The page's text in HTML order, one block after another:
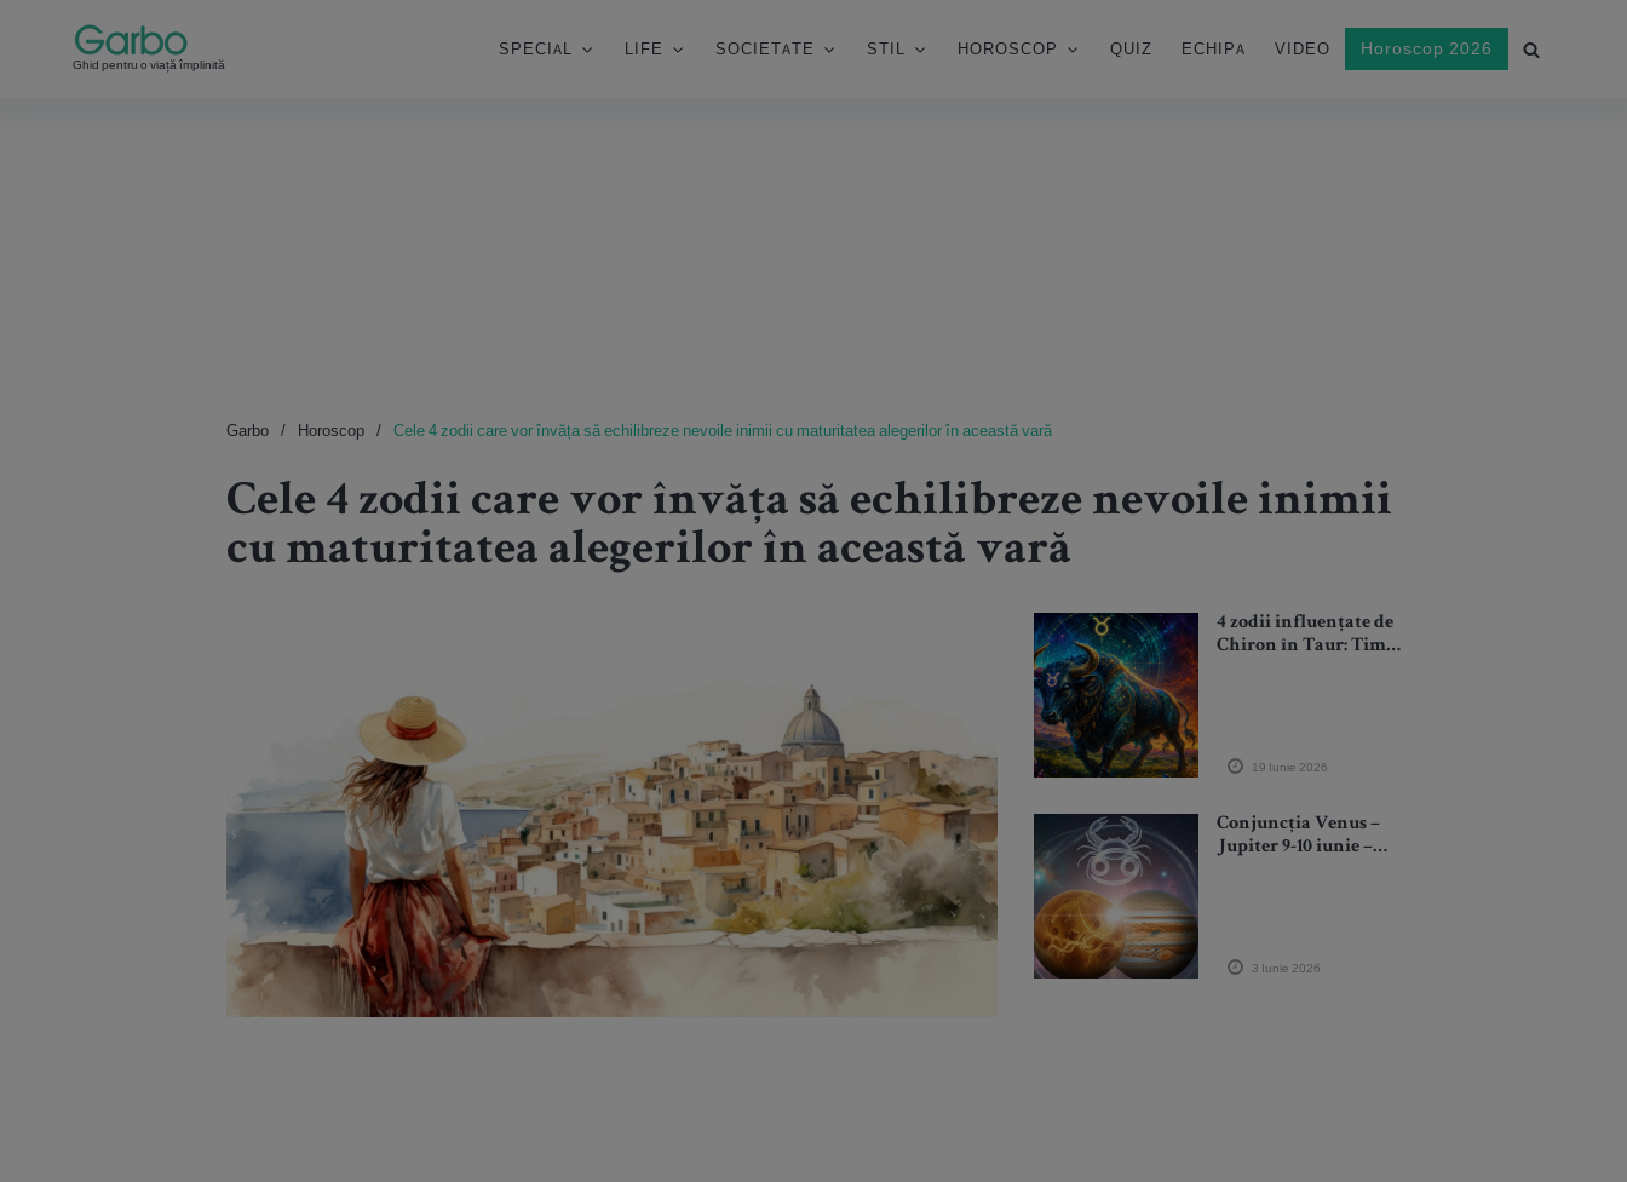
Ghid pentru o viață împlinită
SPECIAL LIFE SOCIETATE STIL HOROSCOP QUIZ ECHIPA VIDEO Horoscop 2026
Garbo Horoscop Cele 4 zodii care vor învăța să echilibreze nevoile inimii cu maturitatea alegerilor în această vară
Cele 4 zodii care vor învăța să echilibreze nevoile inimii
cu maturitatea alegerilor în această vară
4 zodii influențate de
Chiron în Taur: Timp
19 Iunie 2026
Conjuncția Venus –
Jupiter 9-10 iunie –
3 Iunie 2026